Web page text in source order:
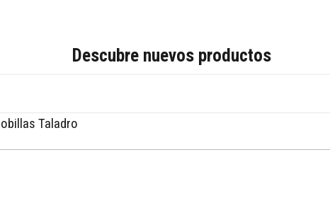
Descubre nuevos productos
Taladro